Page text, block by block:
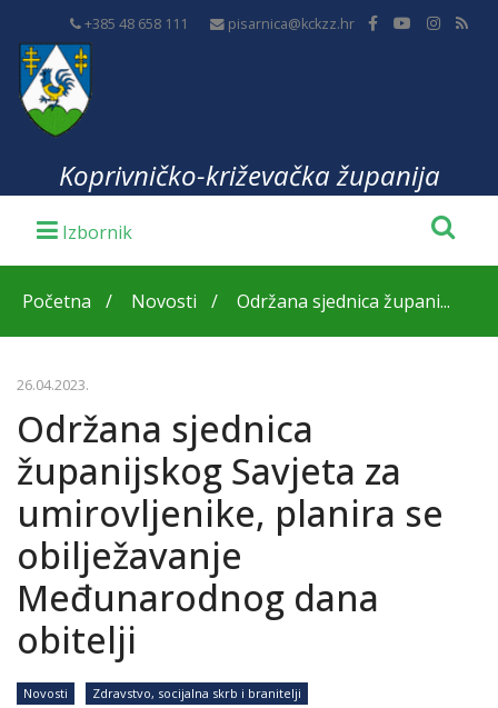
+385 48 658 111 pisarnica@kckzz.hr
Koprivničko-križevačka županija
Početna Novosti Održana sjednica župani...
26.04.2023.
Održana sjednica
županijskog Savjeta za
umirovljenike, planira se
obilježavanje
Međunarodnog dana
obitelji
Novosti Zdravstvo, socijalna skrb i branitelji